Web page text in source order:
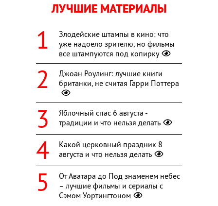
ЛУЧШИЕ МАТЕРИАЛЫ
Злодейские штампы в кино: что
уже надоело зрителю, но фильмы
все штампуются под копирку
Джоан Роулинг: лучшие книги
британки, не считая Гарри Поттера
Яблочный спас 6 августа -
традиции и что нельзя делать
Какой церковный праздник 8
августа и что нельзя делать
От Аватара до Под знаменем небес
– лучшие фильмы и сериалы с
Сэмом Уортингтоном